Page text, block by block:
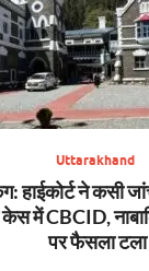
Uttarakhand
हाईकोर्ट ने कसी
में CBCID,
पर फैसला टला